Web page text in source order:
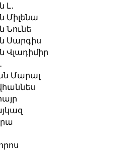
Լ․
Միլենա
Նունե
Սարգիս
Վլադիմիր
Մարալ